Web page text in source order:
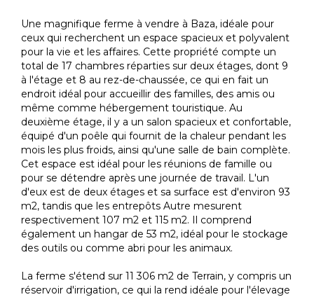
Une magnifique ferme à vendre à Baza, idéale pour
ceux qui recherchent un espace spacieux et polyvalent
pour la vie et les affaires. Cette propriété compte un
total de 17 chambres réparties sur deux étages, dont 9
à l'étage et 8 au rez-de-chaussée, ce qui en fait un
endroit idéal pour accueillir des familles, des amis ou
même comme hébergement touristique. Au
deuxième étage, il y a un salon spacieux et confortable,
équipé d'un poêle qui fournit de la chaleur pendant les
mois les plus froids, ainsi qu'une salle de bain complète.
Cet espace est idéal pour les réunions de famille ou
pour se détendre après une journée de travail. L'un
d'eux est de deux étages et sa surface est d'environ 93
m2, tandis que les entrepôts Autre mesurent
respectivement 107 m2 et 115 m2. Il comprend
également un hangar de 53 m2, idéal pour le stockage
des outils ou comme abri pour les animaux.
La ferme s'étend sur 11 306 m2 de Terrain, y compris un
réservoir d'irrigation, ce qui la rend idéale pour l'élevage